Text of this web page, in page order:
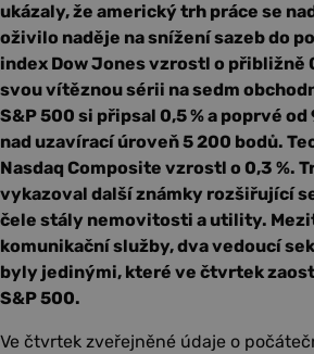
ukázaly, že americký trh práce se
oživilo naděje na snížení sazeb do
index Dow Jones vzrostl o přibližně
svou vítěznou sérii na sedm
S&P 500 si připsal 0,5 % a poprvé
nad uzavírací úroveň 5 200 bodů.
Nasdaq Composite vzrostl o 0,3 %.
vykazoval další známky rozšiřující
čele stály nemovitosti a utility.
komunikační služby, dva vedoucí
byly jedinými, které ve čtvrtek
S&P 500.
Ve čtvrtek zveřejněné údaje o